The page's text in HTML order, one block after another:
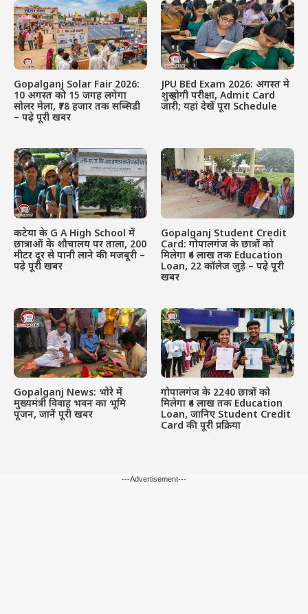
Gopalganj Solar Fair 2026:
10 अगस्त को 15 जगह लगेगा
सोलर मेला, ₹78 हजार तक सब्सिडी
– पढ़े पूरी खबर
JPU BEd Exam 2026: अगस्त मे
शुरू होगी परीक्षा, Admit Card
जारी; यहां देखें पूरा Schedule
कटेया के G A High School में
छात्राओं के शौचालय पर ताला, 200
मीटर दूर से पानी लाने की मजबूरी –
पढ़े पूरी खबर
Gopalganj Student Credit
Card: गोपालगंज के छात्रों को
मिलेगा ₹4 लाख तक Education
Loan, 22 कॉलेज जुड़े – पढ़े पूरी
खबर
Gopalganj News: भोरे में
मुख्यमंत्री विवाह भवन का भूमि
पूजन, जानें पूरी खबर
गोपालगंज के 2240 छात्रों को
मिलेगा ₹4 लाख तक Education
Loan, जानिए Student Credit
Card की पूरी प्रक्रिया
---Advertisement---